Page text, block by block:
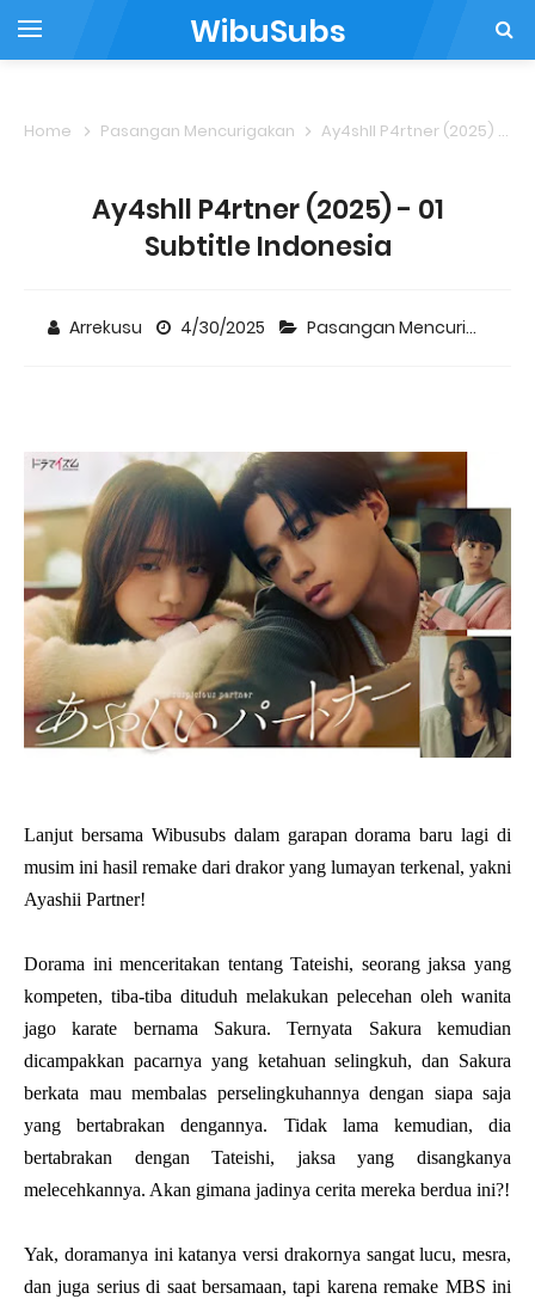
WibuSubs
Home Pasangan Mencurigakan Ay4shll P4rtner (2025) - 01 Subtitle Indonesia
Ay4shll P4rtner (2025) - 01
Subtitle Indonesia
Arrekusu 4/30/2025 Pasangan Mencurigakan
Lanjut bersama Wibusubs dalam garapan dorama baru lagi di
musim ini hasil remake dari drakor yang lumayan terkenal, yakni
Ayashii Partner!
Dorama ini menceritakan tentang Tateishi, seorang jaksa yang
kompeten, tiba-tiba dituduh melakukan pelecehan oleh wanita
jago karate bernama Sakura. Ternyata Sakura kemudian
dicampakkan pacarnya yang ketahuan selingkuh, dan Sakura
berkata mau membalas perselingkuhannya dengan siapa saja
yang bertabrakan dengannya. Tidak lama kemudian, dia
bertabrakan dengan Tateishi, jaksa yang disangkanya
melecehkannya. Akan gimana jadinya cerita mereka berdua ini?!
Yak, doramanya ini katanya versi drakornya sangat lucu, mesra,
dan juga serius di saat bersamaan, tapi karena remake MBS ini